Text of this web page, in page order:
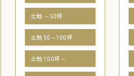
土地 ～50坪
土地 50～100坪
土地 100坪～